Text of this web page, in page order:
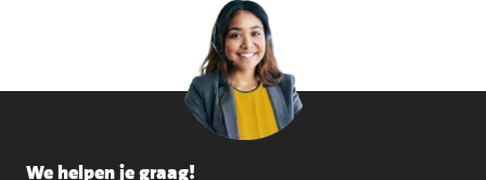
We helpen je graag!